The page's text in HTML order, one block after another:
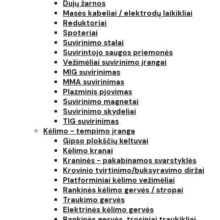
Dujų žarnos
Masės kabeliai / elektrodų laikikliai
Reduktoriai
Spoteriai
Suvirinimo stalai
Suvirintojo saugos priemonės
Vežimėliai suvirinimo įrangai
MIG suvirinimas
MMA suvirinimas
Plazminis pjovimas
Suvirinimo magnetai
Suvirinimo skydeliai
TIG suvirinimas
Kėlimo - tempimo įranga
Gipso plokščių keltuvai
Kėlimo kranai
Kraninės - pakabinamos svarstyklės
Krovinio tvirtinimo/buksyravimo diržai
Platforminiai kėlimo vežimėliai
Rankinės kėlimo gervės / stropai
Traukimo gervės
Elektrinės kėlimo gervės